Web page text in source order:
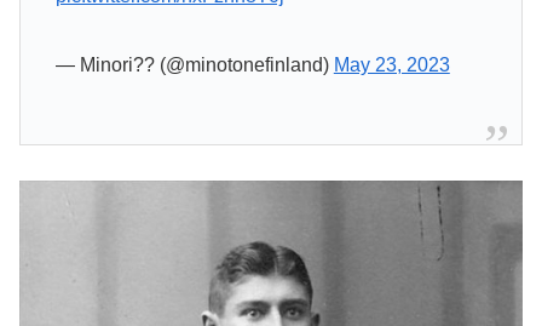
— Minori?? (@minotonefinland) May 23, 2023